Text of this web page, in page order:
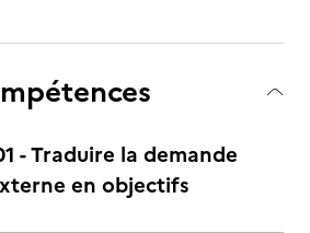
- Traduire la demande
en objectifs